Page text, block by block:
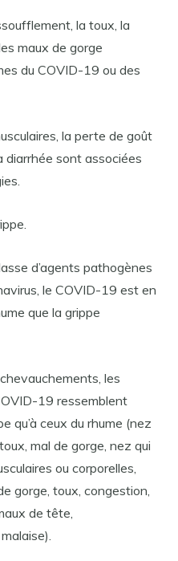
la toux, la
maux de gorge
du COVID-19 ou des
la perte de goût
diarrhée sont associées
d’agents pathogènes
le COVID-19 est en
que la grippe
les
19 ressemblent
qu’à ceux du rhume (nez
mal de gorge, nez qui
ou corporelles,
gorge, toux, congestion,
de tête,